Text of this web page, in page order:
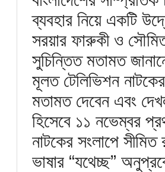
ব্যবহার নিয়ে একটি
সরয়ার ফারুকী ও
সুচিন্তিত মতামত
মূলত টেলিভিশন
মতামত দেবেন এবং
হিসেবে ১১ নভেম্বর
নাটকের সংলাপে
ভাষার “যথেচ্ছ”